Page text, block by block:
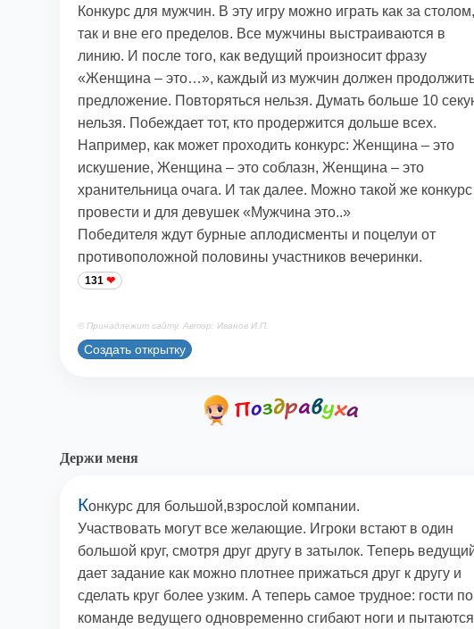
Конкурс для мужчин. В эту игру можно играть как за столом,
так и вне его пределов. Все мужчины выстраиваются в
линию. И после того, как ведущий произносит фразу
«Женщина – это…», каждый из мужчин должен
предложение. Повторяться нельзя. Думать больше 10
нельзя. Побеждает тот, кто продержится дольше всех.
Например, как может проходить конкурс: Женщина – это
искушение, Женщина – это соблазн, Женщина – это
хранительница очага. И так далее. Можно такой же конкурс
провести и для девушек «Мужчина это..»
Победителя ждут бурные аплодисменты и поцелуи от
противоположной половины участников вечеринки.
131
© Принадлежит сайту. Автор: Иванов И.П.
Создать открытку
Держи меня
Конкурс для большой,взрослой компании.
Участвовать могут все желающие. Игроки встают в один
большой круг, смотря друг другу в затылок. Теперь
дает задание как можно плотнее прижаться друг к другу и
сделать круг более узким. А теперь самое трудное: гости по
команде ведущего одновременно сгибают ноги и пытаются